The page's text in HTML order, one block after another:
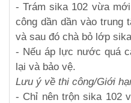
- Trám sika 102 vừa
công dần dần vào
và sau đó chà bỏ lớp
- Nếu áp lực nước quá
lại và bảo vệ.
Lưu ý về thi công/Giới
- Chỉ nên trộn sika 102